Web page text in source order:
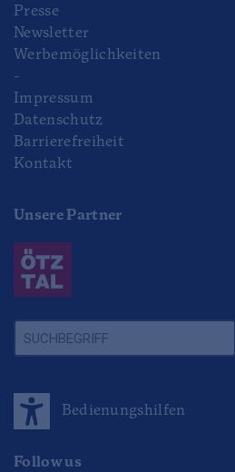
Presse
Newsletter
Werbemöglichkeiten
-
Impressum
Datenschutz
Barrierefreiheit
Kontakt
Unsere Partner
Bedienungshilfen
Follow us